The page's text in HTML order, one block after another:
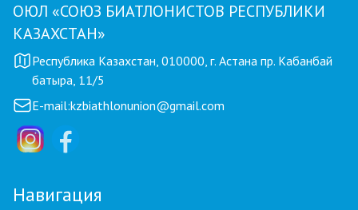
ОЮЛ «СОЮЗ БИАТЛОНИСТОВ РЕСПУБЛИКИ
КАЗАХСТАН»
Республика Казахстан, 010000, г. Астана пр. Кабанбай
батыра, 11/5
E-mail:kzbiathlonunion@gmail.com
Навигация